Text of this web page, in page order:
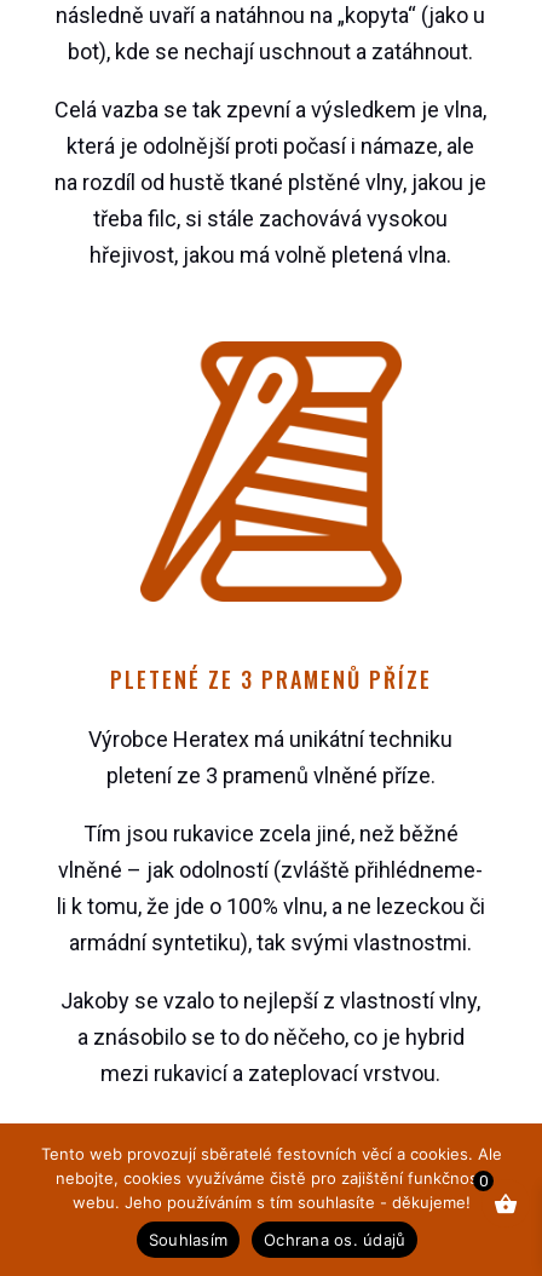
následně uvaří a natáhnou na „kopyta“ (jako u
bot), kde se nechají uschnout a zatáhnout.
Celá vazba se tak zpevní a výsledkem je vlna,
která je odolnější proti počasí i námaze, ale
na rozdíl od hustě tkané plstěné vlny, jakou je
třeba filc, si stále zachovává vysokou
hřejivost, jakou má volně pletená vlna.
PLETENÉ ZE 3 PRAMENŮ PŘÍZE
Výrobce Heratex má unikátní techniku
pletení ze 3 pramenů vlněné příze.
Tím jsou rukavice zcela jiné, než běžné
vlněné – jak odolností (zvláště přihlédneme-
li k tomu, že jde o 100% vlnu, a ne lezeckou či
armádní syntetiku), tak svými vlastnostmi.
Jakoby se vzalo to nejlepší z vlastností vlny,
a znásobilo se to do něčeho, co je hybrid
mezi rukavicí a zateplovací vrstvou.
0
Tento web provozují sběratelé festovních věcí a cookies. Ale
nebojte, cookies využíváme čistě pro zajištění funkčnosti
webu. Jeho používáním s tím souhlasíte - děkujeme!
Souhlasím
Ochrana os. údajů